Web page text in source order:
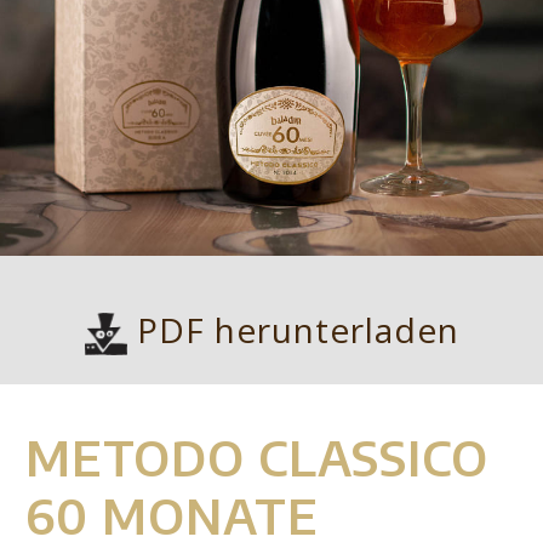
PDF herunterladen
METODO CLASSICO
60 MONATE